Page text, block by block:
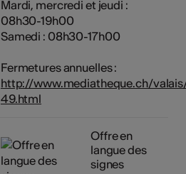
Mardi, mercredi et jeudi :
08h30-19h00
Samedi : 08h30-17h00
Fermetures annuelles :
http://www.mediatheque.ch/
49.html
Offre en
langue des
signes